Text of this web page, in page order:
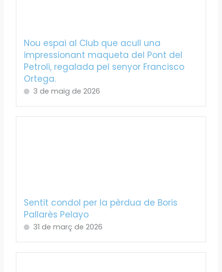
Nou espai al Club que acull una
impressionant maqueta del Pont del
Petroli, regalada pel senyor Francisco
Ortega.
3 de maig de 2026
Sentit condol per la pèrdua de Boris
Pallarès Pelayo
31 de març de 2026